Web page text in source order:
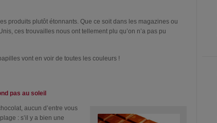
produits plutôt étonnants. Que ce soit dans les magazines ou
ces trouvailles nous ont tellement plu qu’on n’a pas pu
vont en voir de toutes les couleurs !
pas au soleil
aucun d’entre vous
: s’il y a bien une